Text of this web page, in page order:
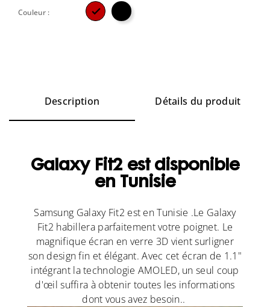
Couleur : 
Description Détails du produit
Galaxy Fit2 est disponible
en Tunisie
Samsung Galaxy Fit2 est en Tunisie .Le Galaxy
Fit2 habillera parfaitement votre poignet. Le
magnifique écran en verre 3D vient surligner
son design fin et élégant. Avec cet écran de 1.1"
intégrant la technologie AMOLED, un seul coup
d'œil suffira à obtenir toutes les informations
dont vous avez besoin..